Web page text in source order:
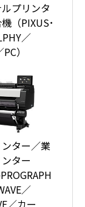
プリンタ
（PIXUS･
／
）
ター／業
ター
／